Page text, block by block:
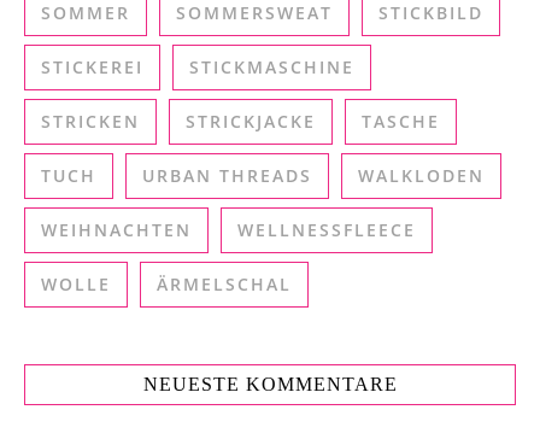
SOMMER SOMMERSWEAT STICKBILD
STICKEREI STICKMASCHINE
STRICKEN STRICKJACKE TASCHE
TUCH URBAN THREADS WALKLODEN
WEIHNACHTEN WELLNESSFLEECE
WOLLE ÄRMELSCHAL
NEUESTE KOMMENTARE